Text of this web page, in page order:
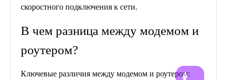
скоростного подключения к сети.
В чем разница между модемом и
роутером?
Ключевые различия между модемом и роутером: